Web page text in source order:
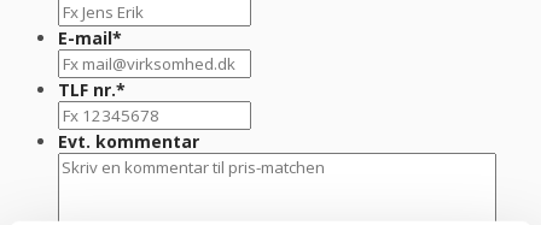
E-mail*
TLF nr.*
Evt. kommentar